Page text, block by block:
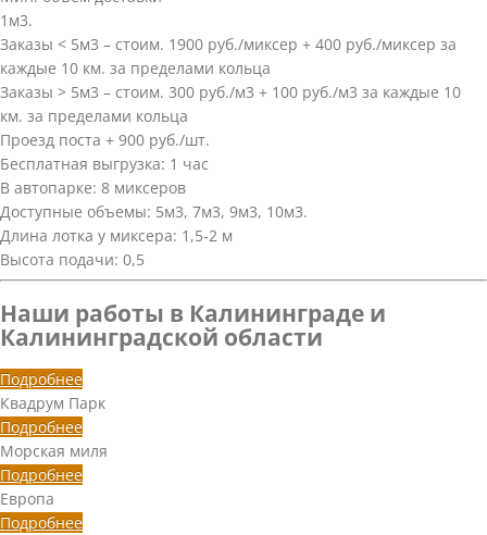
1м3.
Заказы < 5м3 – стоим. 1900 руб./миксер + 400 руб./миксер за
каждые 10 км. за пределами кольца
Заказы > 5м3 – стоим. 300 руб./м3 + 100 руб./м3 за каждые 10
км. за пределами кольца
Проезд поста + 900 руб./шт.
Бесплатная выгрузка: 1 час
В автопарке: 8 миксеров
Доступные объемы: 5м3, 7м3, 9м3, 10м3.
Длина лотка у миксера: 1,5-2 м
Высота подачи: 0,5
Наши работы в Калининграде и
Калининградской области
Подробнее
Квадрум Парк
Подробнее
Морская миля
Подробнее
Европа
Подробнее